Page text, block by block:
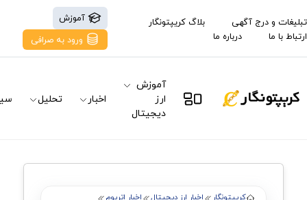
تبلیغات و درج آگهی
بلاگ کریپتونگار
ارتباط با ما
درباره ما
آموزش
ورود به صرافی
آموزش
ارز
دیجیتال
اخبار تحلیل
کریپتونگار اخبار ارز دیجیتال اخبار اتریوم